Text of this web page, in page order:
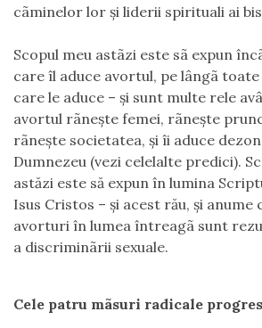
cãminelor lor şi liderii spirituali ai
Scopul meu astãzi este sã expun
care îl aduce avortul, pe lângã
care le aduce – şi sunt multe rele
avortul rãneşte femei, rãneşte
rãneşte societatea, şi îi aduce
Dumnezeu (vezi celelalte predici).
astăzi este să expun în lumina
Isus Cristos – şi acest rău, şi anume
avorturi în lumea întreagã sunt
a discriminãrii sexuale.
Cele patru mãsuri radicale